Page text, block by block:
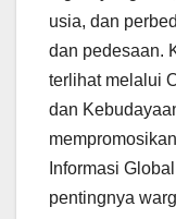
usia, dan
dan pedesaan.
terlihat melalui
dan
Informasi
pentingnya